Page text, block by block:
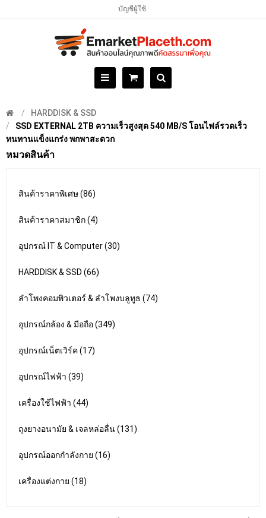
บัญชีผู้ใช้
HARDDISK & SSD
SSD EXTERNAL 2TB ความเร็วสูงสุด 540 MB/S โอนไฟล์รวดเร็ว
ทนทานแข็งแกร่ง พกพาสะดวก
หมวดสินค้า
สินค้าราคาพิเศษ (86)
สินค้าราคาสมาชิก (4)
อุปกรณ์ IT & Computer (30)
HARDDISK & SSD (66)
ลำโพงคอมพิวเตอร์ & ลำโพงบลูทูธ (74)
อุปกรณ์กล้อง & มือถือ (349)
อุปกรณ์เน็ตเวิร์ค (17)
อุปกรณ์ไฟฟ้า (39)
เครื่องใช้ไฟฟ้า (44)
ถุงยางอนามัย & เจลหล่อลื่น (131)
อุปกรณ์ออกกำลังกาย (16)
เครื่องแต่งกาย (18)